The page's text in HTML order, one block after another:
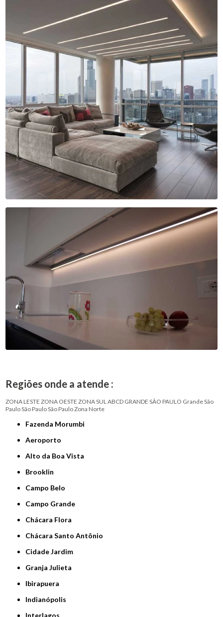
Regiões onde a atende :
ZONA LESTE ZONA OESTE ZONA SUL ABCD GRANDE SÃO PAULO Grande São
PauloSão PauloSão PauloZona Norte
Fazenda Morumbi
Aeroporto
Alto da Boa Vista
Brooklin
Campo Belo
Campo Grande
Chácara Flora
Chácara Santo Antônio
Cidade Jardim
Granja Julieta
Ibirapuera
Indianópolis
Interlagos